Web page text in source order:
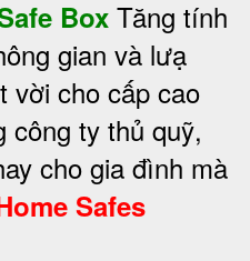
Box Tăng tính
gian và lưạ
vời cho cấp cao
công ty thủ quỹ,
cho gia đình mà
Safes